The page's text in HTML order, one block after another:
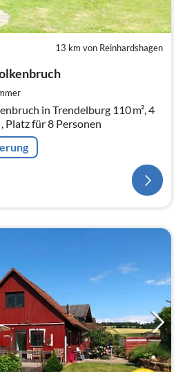
13 km von Reinhardshagen
in Trendelburg 110 m², 4
Platz für 8 Personen